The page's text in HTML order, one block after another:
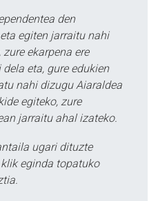
den
egiten jarraitu nahi
ekarpena ere
eta, gure edukien
nahi dizugu Aiaraldea
egiteko, zure
jarraitu ahal izateko.
ugari dituzte
eginda topatuko